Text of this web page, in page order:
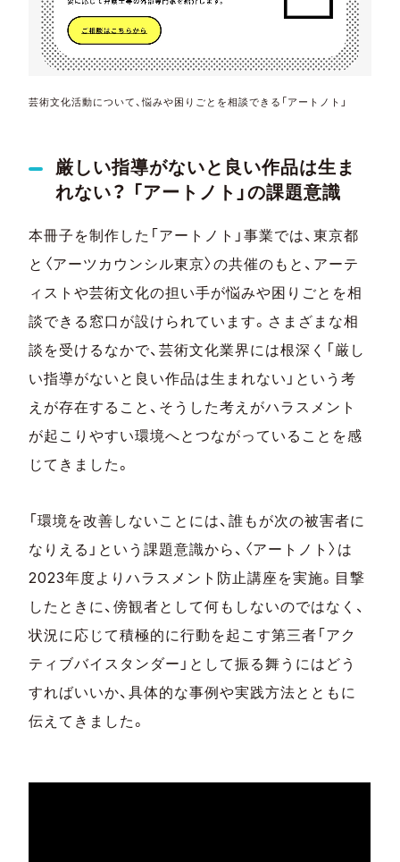
芸術文化活動について、悩みや困りごとを相談できる「アートノト」
厳しい指導がないと良い作品は生ま
れない？ 「アートノト」の課題意識
本冊子を制作した「アートノト」事業では、東京都
と〈アーツカウンシル東京〉の共催のもと、アーテ
ィストや芸術文化の担い手が悩みや困りごとを相
談できる窓口が設けられています。さまざまな相
談を受けるなかで、芸術文化業界には根深く「厳し
い指導がないと良い作品は生まれない」という考
えが存在すること、そうした考えがハラスメント
が起こりやすい環境へとつながっていることを感
じてきました。
「環境を改善しないことには、誰もが次の被害者に
なりえる」という課題意識から、〈アートノト〉は
2023年度よりハラスメント防止講座を実施。目撃
したときに、傍観者として何もしないのではなく、
状況に応じて積極的に行動を起こす第三者「アク
ティブバイスタンダー」として振る舞うにはどう
すればいいか、具体的な事例や実践方法とともに
伝えてきました。